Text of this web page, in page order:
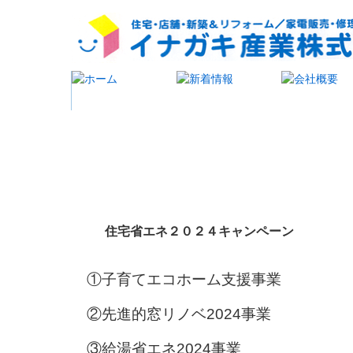
住宅省エネ２０２４キャンペーン
①子育てエコホーム支援事業
②先進的窓リノベ2024事業
③給湯省エネ2024事業